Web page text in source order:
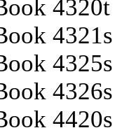
4320t
4321s
4325s
4326s
4420s